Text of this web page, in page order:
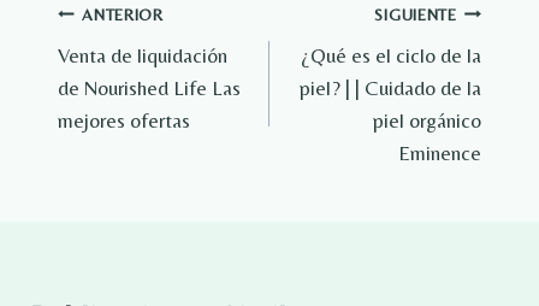
Navegación
de
entradas
ANTERIOR
Venta de liquidación
de Nourished Life Las
mejores ofertas
SIGUIENTE
¿Qué es el ciclo de la
piel? | | Cuidado de la
piel orgánico
Eminence